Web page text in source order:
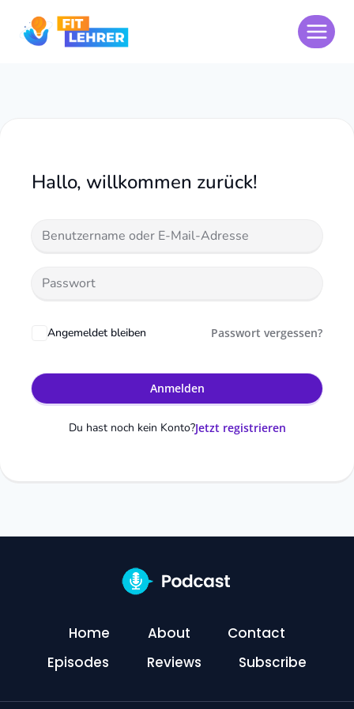
Inhalt
Hallo, willkommen zurück!
Angemeldet bleiben Passwort vergessen?
Anmelden
Du hast noch kein Konto?Jetzt registrieren
Home About
Contact
Episodes
Reviews Subscribe